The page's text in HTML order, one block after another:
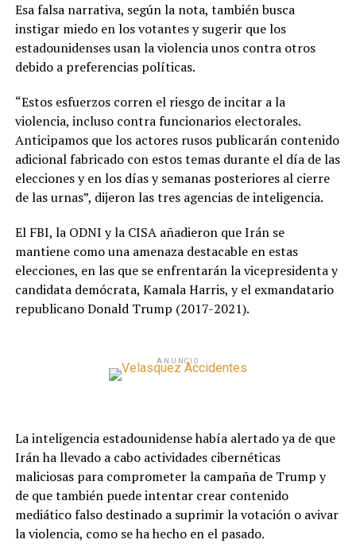
Esa falsa narrativa, según la nota, también busca
instigar miedo en los votantes y sugerir que los
estadounidenses usan la violencia unos contra otros
debido a preferencias políticas.
“Estos esfuerzos corren el riesgo de incitar a la
violencia, incluso contra funcionarios electorales.
Anticipamos que los actores rusos publicarán contenido
adicional fabricado con estos temas durante el día de las
elecciones y en los días y semanas posteriores al cierre
de las urnas”, dijeron las tres agencias de inteligencia.
El FBI, la ODNI y la CISA añadieron que Irán se
mantiene como una amenaza destacable en estas
elecciones, en las que se enfrentarán la vicepresidenta y
candidata demócrata, Kamala Harris, y el exmandatario
republicano Donald Trump (2017-2021).
ANUNCIO
La inteligencia estadounidense había alertado ya de que
Irán ha llevado a cabo actividades cibernéticas
maliciosas para comprometer la campaña de Trump y
de que también puede intentar crear contenido
mediático falso destinado a suprimir la votación o avivar
la violencia, como se ha hecho en el pasado.